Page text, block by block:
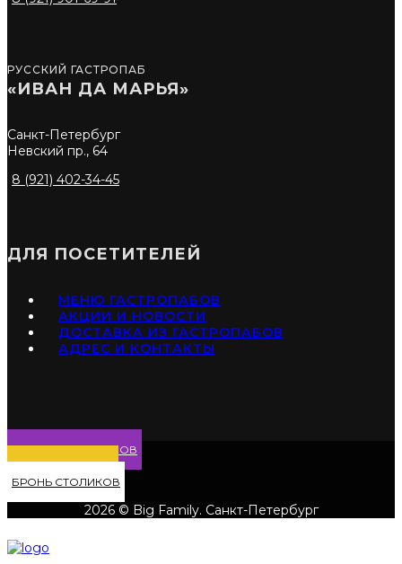
РУССКИЙ ГАСТРОПАБ
«ИВАН ДА МАРЬЯ»
Санкт-Петербург
Невский пр., 64
8 (921) 402-34-45
ДЛЯ ПОСЕТИТЕЛЕЙ
МЕНЮ ГАСТРОПАБОВ
АКЦИИ И НОВОСТИ
ДОСТАВКА ИЗ ГАСТРОПАБОВ
АДРЕС И КОНТАКТЫ
МЕНЮ ГАСТРОПАБОВ
ДОСТАВКА БЛЮД
БРОНЬ СТОЛИКОВ
2026 © Big Family. Санкт-Петербург